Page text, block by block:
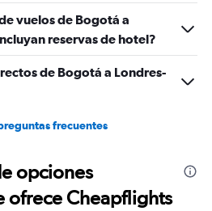
vuelos de Bogotá a
reservas de hotel?
de Bogotá a Londres-
frecuentes
opciones
ofrece Cheapflights